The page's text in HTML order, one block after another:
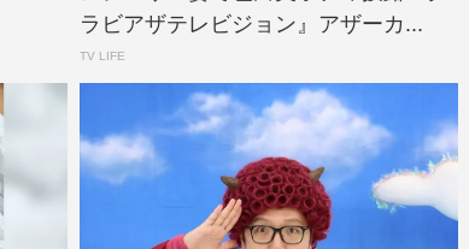
ラビアザテレビジョン』アザーカ...
TV LIFE